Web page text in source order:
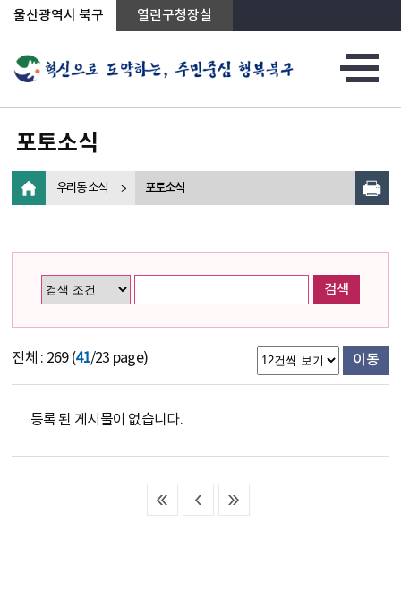
상단메뉴로 바로가기
전체메뉴로 바로가기
왼쪽메뉴로 바로가기
본문으로 바로가기
울산광역시 북구 열린구청장실
포토소식
우리동 소식 포토소식
검색
전체 : 269 (41/23 page) 이동
등록 된 게시물이 없습니다.